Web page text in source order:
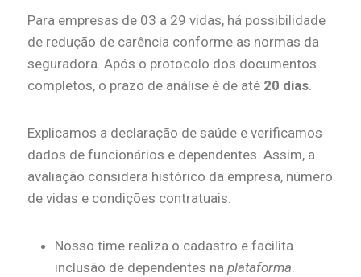
Para empresas de 03 a 29 vidas, há possibilidade
de redução de carência conforme as normas da
seguradora. Após o protocolo dos documentos
completos, o prazo de análise é de até 20 dias.
Explicamos a declaração de saúde e verificamos
dados de funcionários e dependentes. Assim, a
avaliação considera histórico da empresa, número
de vidas e condições contratuais.
Nosso time realiza o cadastro e facilita
inclusão de dependentes na plataforma.